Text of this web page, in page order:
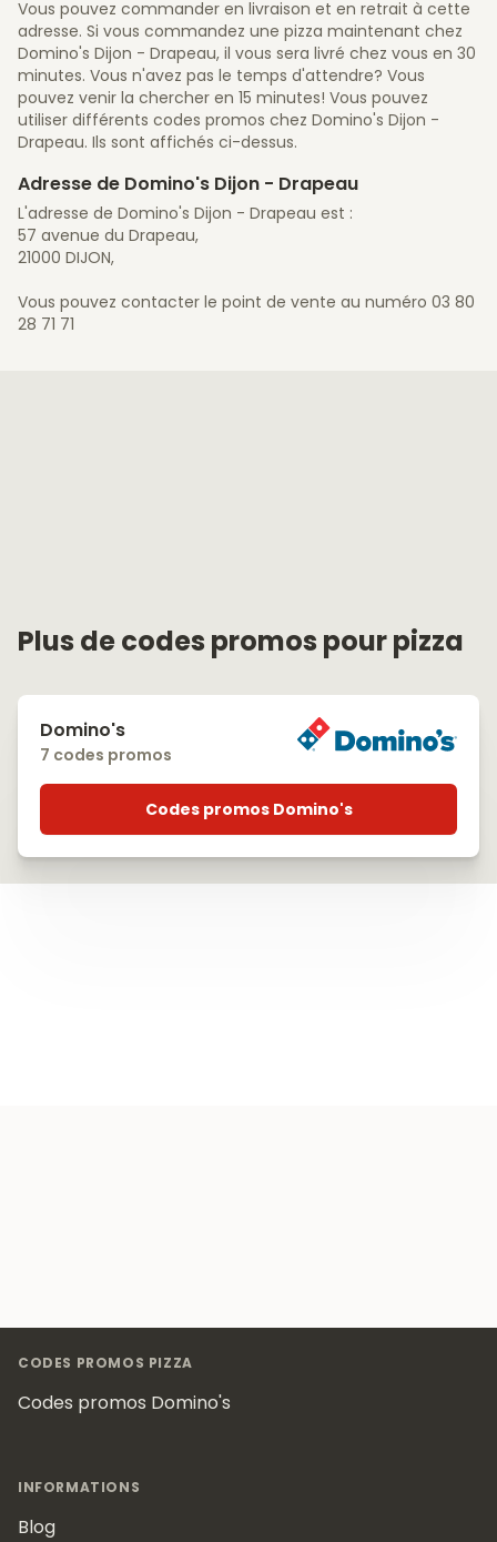
Vous pouvez commander en livraison et en retrait à cette
adresse. Si vous commandez une pizza maintenant chez
Domino's Dijon - Drapeau, il vous sera livré chez vous en 30
minutes. Vous n'avez pas le temps d'attendre? Vous
pouvez venir la chercher en 15 minutes! Vous pouvez
utiliser différents codes promos chez Domino's Dijon -
Drapeau. Ils sont affichés ci-dessus.
Adresse de Domino's Dijon - Drapeau
L'adresse de Domino's Dijon - Drapeau est :
57 avenue du Drapeau,
21000 DIJON,
Vous pouvez contacter le point de vente au numéro 03 80
28 71 71
Plus de codes promos pour pizza
Domino's
7 codes promos
Codes promos Domino's
CODES PROMOS PIZZA
Codes promos Domino's
INFORMATIONS
Blog